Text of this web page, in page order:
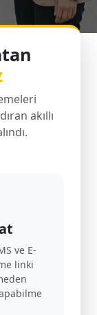
akıllı
ve E-
linki